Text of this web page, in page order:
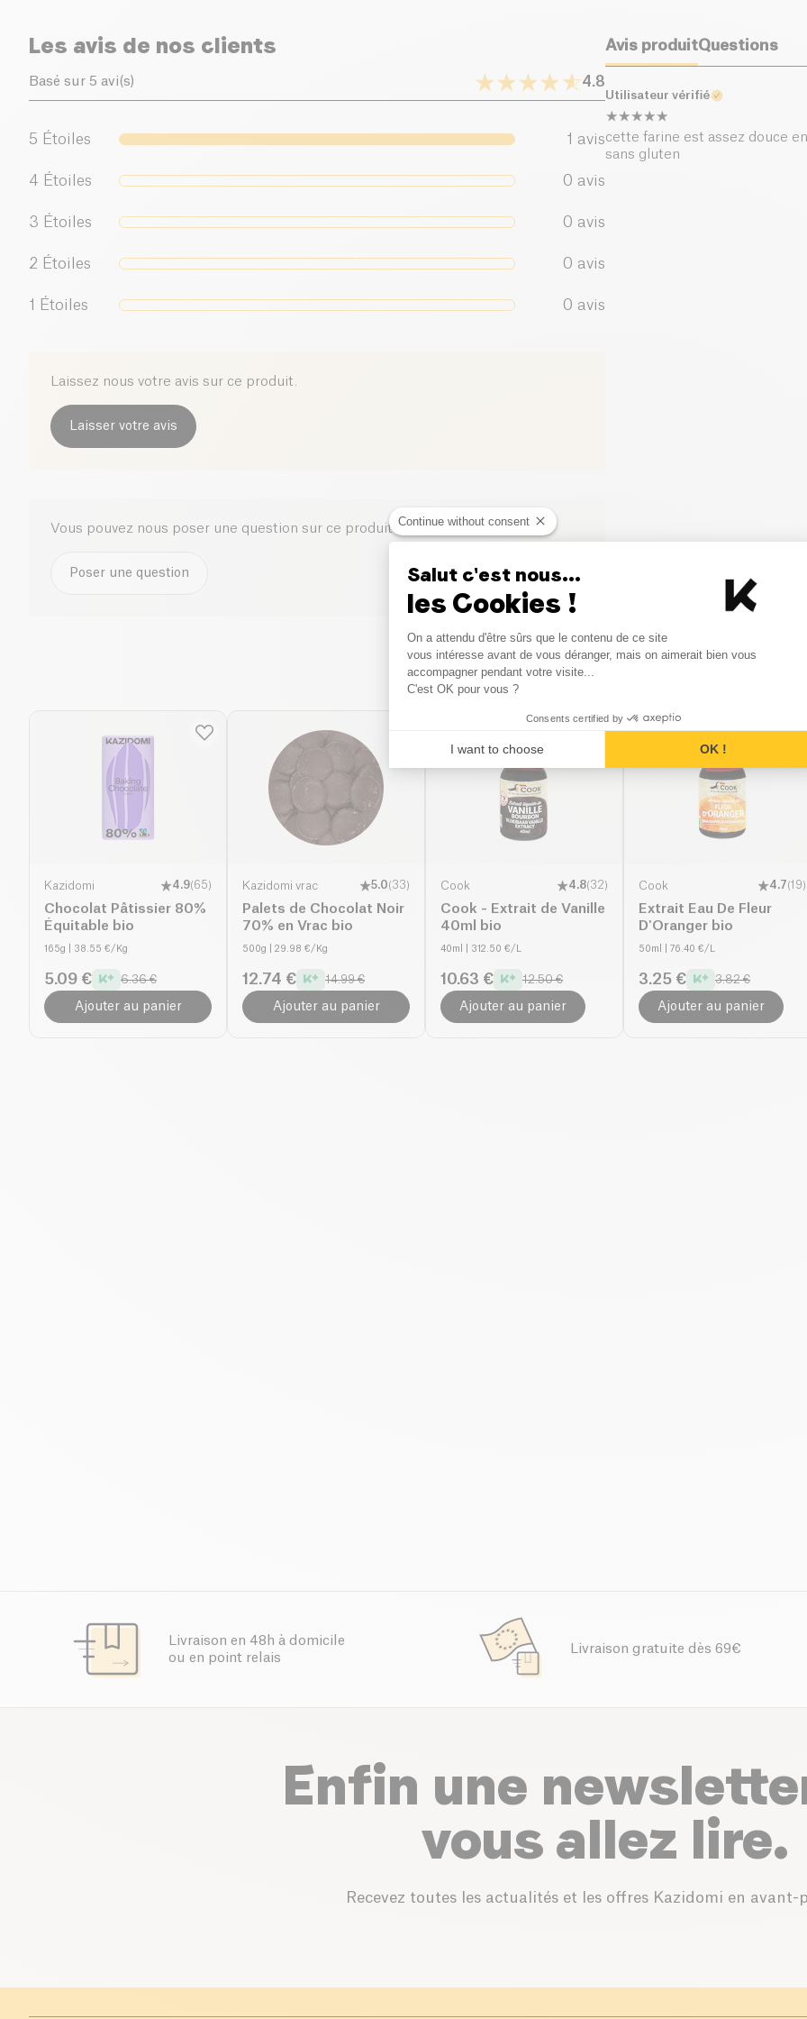
Les avis de nos clients
Basé sur 5 avi(s) 4.8
5 Étoiles 1 avis
4 Étoiles 0 avis
3 Étoiles 0 avis
2 Étoiles 0 avis
1 Étoiles 0 avis
Laissez nous votre avis sur ce produit.
Laisser votre avis
Vous pouvez nous poser une question sur ce produit ici
Poser une question
Avis produitQuestions
Utilisateur vérifié
cette farine est assez douce
sans gluten
Produits similaires
Kazidomi 4.9(65)
Chocolat Pâtissier 80%
Équitable bio
165g | 38.55 €/Kg
5.09 € 6.36 €
Ajouter au panier
Kazidomi vrac 5.0(33)
Palets de Chocolat Noir
70% en Vrac bio
500g | 29.98 €/Kg
12.74 € 14.99 €
Ajouter au panier
Cook 4.8(32)
Cook - Extrait de Vanille
40ml bio
40ml | 312.50 €/L
10.63 € 12.50 €
Ajouter au panier
Cook 4.7(19)
Extrait Eau De Fleur
D'Oranger bio
50ml | 76.40 €/L
3.25 € 3.82 €
Ajouter au panier
Livraison en 48h à domicile
ou en point relais
Livraison gratuite dès 69€
Enfin une
vous allez lire.
Recevez toutes les actualités et les offres Kazidomi en avant-
Continue without consent
Salut c'est nous...
les Cookies !
Consent Management
On a attendu d'être sûrs que le contenu de ce site
vous intéresse avant de vous déranger, mais on aimerait bien vous
accompagner pendant votre visite...
C'est OK pour vous ?
Consents certified by
I want to choose OK !
Axeptio consent